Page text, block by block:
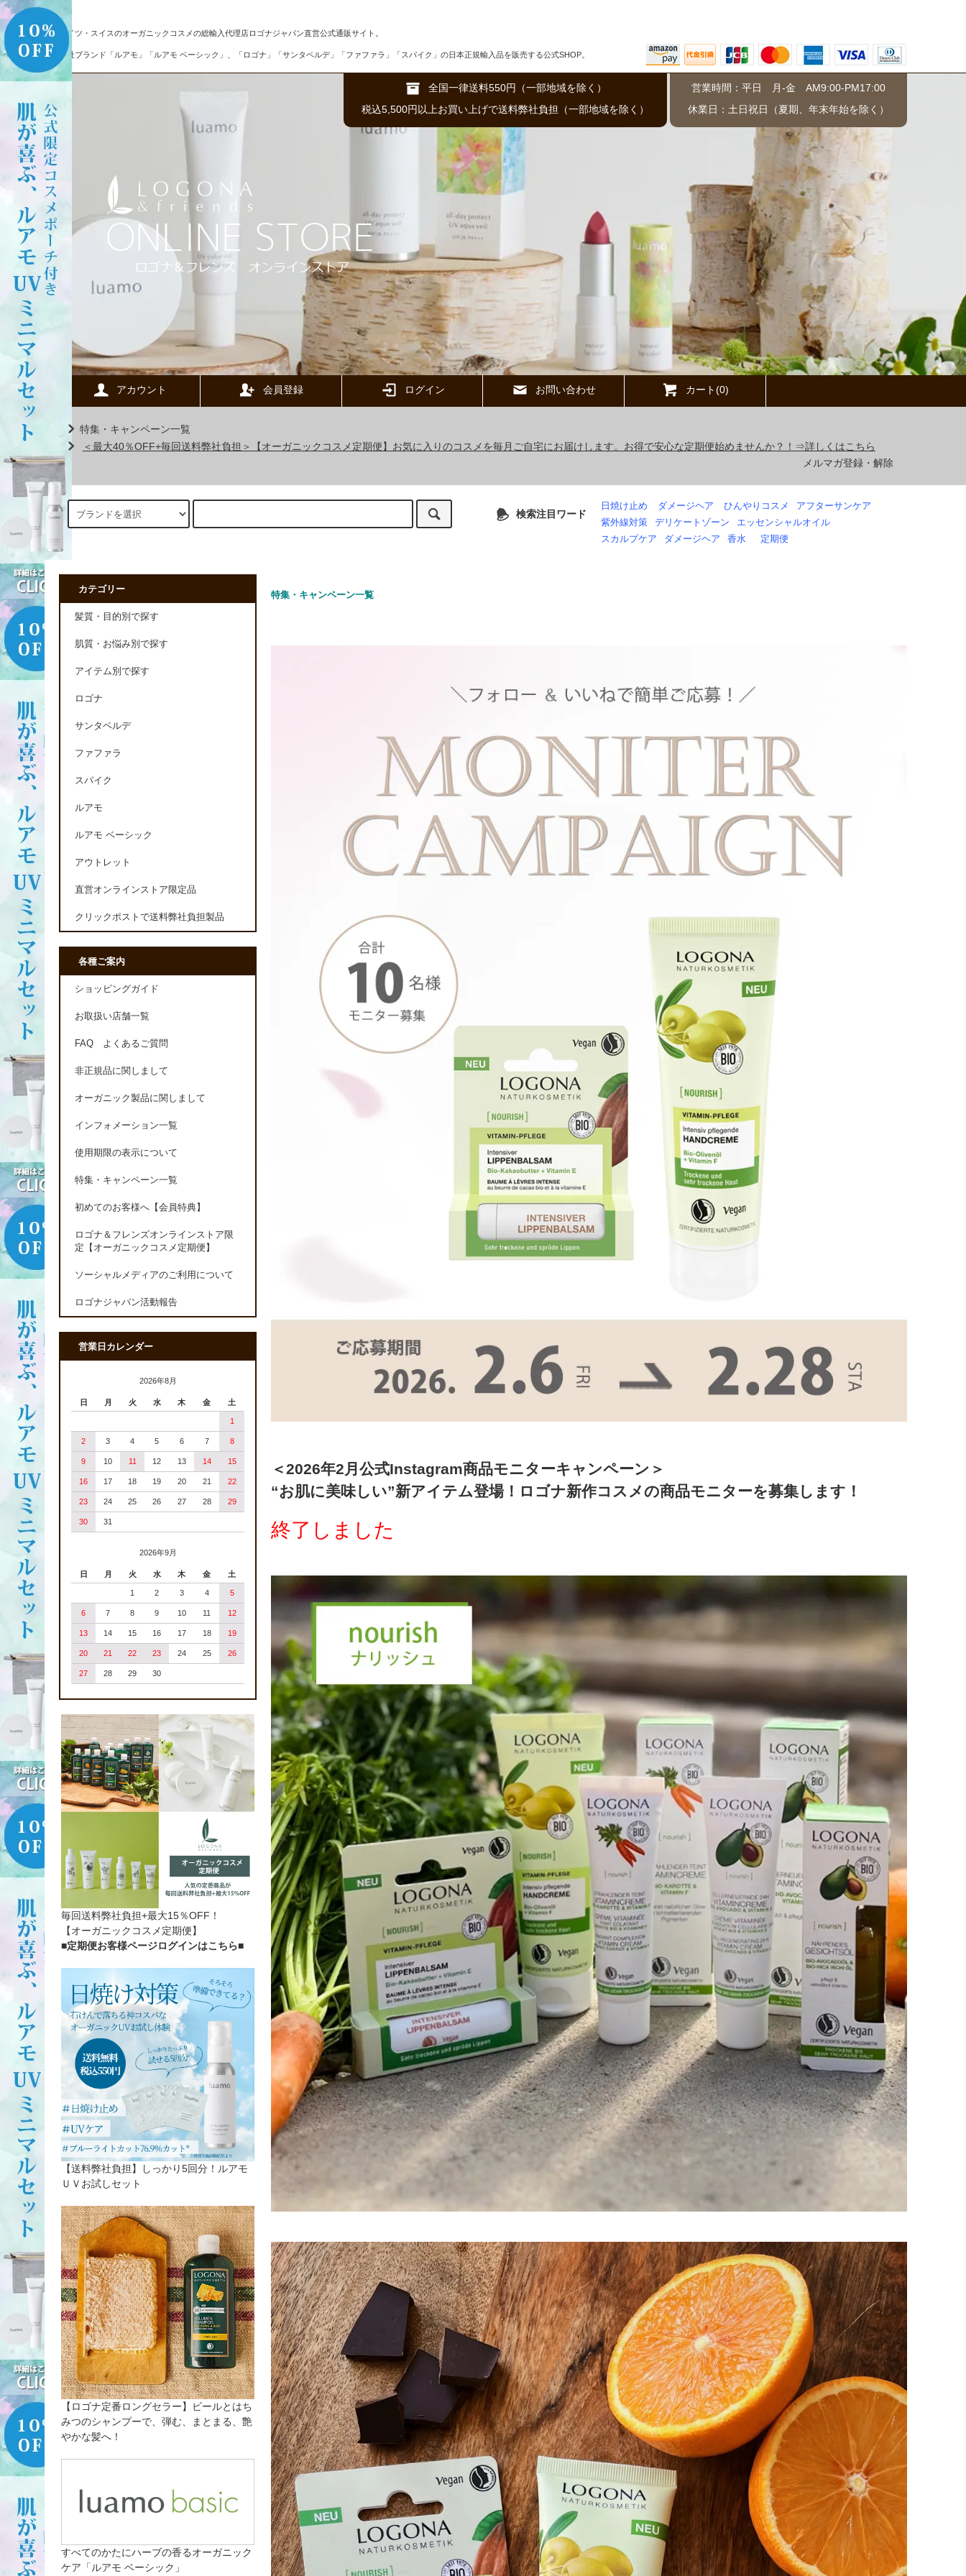
ドイツ・スイスのオーガニックコスメの総輸入代理店ロゴナジャパン直営公式通販サイト。
自社ブランド「ルアモ」「ルアモ ベーシック」、「ロゴナ」「サンタベルデ」「ファファラ」「スパイク」の日本正規輸入品を販売する公式SHOP。
全国一律送料550円（一部地域を除く）
税込5,500円以上お買い上げで送料弊社負担（一部地域を除く）
営業時間：平日 月-金 AM9:00-PM17:00
休業日：土日祝日（夏期、年末年始を除く）
アカウント 会員登録 ログイン お問い合わせ カート(0)
特集・キャンペーン一覧
＜最大40％OFF+毎回送料弊社負担＞【オーガニックコスメ定期便】お気に入りのコスメを毎月ご自宅にお届けします。お得で安心な定期便始めませんか？！⇒詳しくはこちら
メルマガ登録・解除
検索注目ワード
日焼け止め ダメージヘア ひんやりコスメ
アフターサンケア
紫外線対策
デリケートゾーン
エッセンシャルオイル
スカルプケア
ダメージヘア 香水 定期便
特集・キャンペーン一覧
＜2026年2月公式Instagram商品モニターキャンペーン＞
“お肌に美味しい”新アイテム登場！ロゴナ新作コスメの商品モニターを募集します！
終了しました
カテゴリー
髪質・目的別で探す
肌質・お悩み別で探す
アイテム別で探す
ロゴナ
サンタベルデ
ファファラ
スパイク
ルアモ
ルアモ ベーシック
アウトレット
直営オンラインストア限定品
クリックポストで送料弊社負担製品
各種ご案内
ショッピングガイド
お取扱い店舗一覧
FAQ よくあるご質問
非正規品に関しまして
オーガニック製品に関しまして
インフォメーション一覧
使用期限の表示について
特集・キャンペーン一覧
初めてのお客様へ【会員特典】
ロゴナ＆フレンズオンラインストア限
定【オーガニックコスメ定期便】
ソーシャルメディアのご利用について
ロゴナジャパン活動報告
営業日カレンダー
2026年8月
日 月 火 水 木 金 土
1
2 3 4 5 6 7 8
9 10 11 12 13 14 15
16 17 18 19 20 21 22
23 24 25 26 27 28 29
30 31
2026年9月
日 月 火 水 木 金 土
1 2 3 4 5
6 7 8 9 10 11 12
13 14 15 16 17 18 19
20 21 22 23 24 25 26
27 28 29 30
毎回送料弊社負担+最大15％OFF！
【オーガニックコスメ定期便】
■定期便お客様ページログインはこちら■
【送料弊社負担】しっかり5回分！ルアモ
ＵＶお試しセット
【ロゴナ定番ロングセラー】ビールとはち
みつのシャンプーで、弾む、まとまる、艶
やかな髪へ！
すべてのかたにハーブの香るオーガニック
ケア「ルアモ ベーシック」